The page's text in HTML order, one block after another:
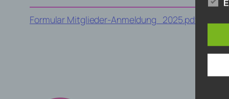
Formular Mitglieder-Anmeldung_2025.pdf NEUDie